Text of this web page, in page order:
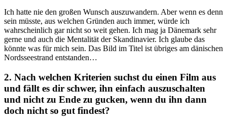
Ich hatte nie den großen Wunsch auszuwandern. Aber wenn es denn
sein müsste, aus welchen Gründen auch immer, würde ich
wahrscheinlich gar nicht so weit gehen. Ich mag ja Dänemark sehr
gerne und auch die Mentalität der Skandinavier. Ich glaube das
könnte was für mich sein. Das Bild im Titel ist übriges am dänischen
Nordsseestrand entstanden…
2. Nach welchen Kriterien suchst du einen Film aus
und fällt es dir schwer, ihn einfach auszuschalten
und nicht zu Ende zu gucken, wenn du ihn dann
doch nicht so gut findest?